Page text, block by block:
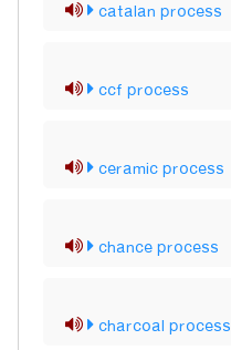
catalan process
ccf process
ceramic process
chance process
charcoal process